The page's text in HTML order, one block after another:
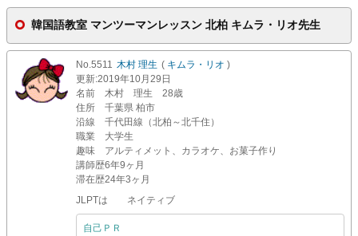
韓国語教室 マンツーマンレッスン 北柏 キムラ・リオ先生
No.5511 木村 理生 ( キムラ・リオ )
更新:2019年10月29日
名前
木村 理生 28歳
住所
千葉県 柏市
沿線
千代田線（北柏～北千住）
職業
大学生
趣味
アルティメット、カラオケ、お菓子作り
講師歴6年9ヶ月
滞在歴24年3ヶ月
JLPTは ネイティブ
自己ＰＲ